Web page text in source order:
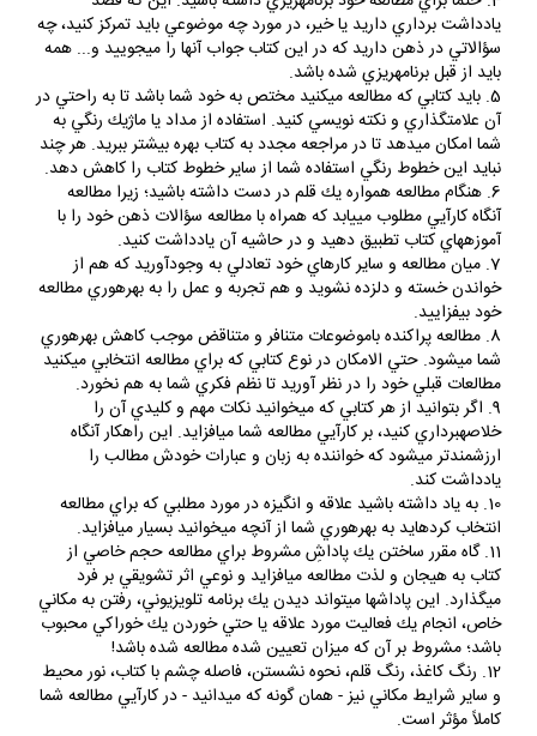
يادداشت برداري داريد يا خير، در مورد چه موضوعي بايد تمركز كنيد، چه
سؤالاتي در ذهن داريد كه در اين كتاب جواب آن‏ها را مي‏جوييد و... همه
بايد از قبل برنامه‏ريزي شده باشد.
5. بايد كتابي كه مطالعه مي‏كنيد مختص به خود شما باشد تا به راحتي در
آن علامت‏گذاري و نكته نويسي كنيد. استفاده از مداد يا ماژيك رنگي به
شما امكان مي‏دهد تا در مراجعه مجدد به كتاب بهره بيش‏تر ببريد. هر چند
نبايد اين خطوط رنگي استفاده شما از ساير خطوط كتاب را كاهش دهد.
6. هنگام مطالعه همواره يك قلم در دست داشته باشيد؛ زيرا مطالعه
آنگاه كارآيي مطلوب مي‏يابد كه همراه با مطالعه سؤالات ذهن خود را با
آموزه‏هاي كتاب تطبيق دهيد و در حاشيه آن يادداشت كنيد.
7. ميان مطالعه و ساير كارهاي خود تعادلي به وجودآوريد كه هم از
خواندن خسته و دلزده نشويد و هم تجربه و عمل را به بهره‏وري مطالعه
خود بيفزاييد.
8. مطالعه پراكنده باموضوعات متنافر و متناقض موجب كاهش بهره‏وري
شما مي‏شود. حتي الامكان در نوع كتابي كه براي مطالعه انتخابي مي‏كنيد
مطالعات قبلي خود را در نظر آوريد تا نظم فكري شما به هم نخورد.
9. اگر بتوانيد از هر كتابي كه مي‏خوانيد نكات مهم و كليدي آن را
خلاصه‏برداري كنيد، بر كارآيي مطالعه شما مي‏افزايد. اين راهكار آنگاه
ارزشمندتر مي‏شود كه خواننده به زبان و عبارات خودش مطالب را
يادداشت كند.
10. به ياد داشته باشيد علاقه و انگيزه در مورد مطلبي كه براي مطالعه
انتخاب كرده‏ايد به بهره‏وري شما از آنچه مي‏خوانيد بسيار مي‏افزايد.
11. گاه مقرر ساختن يك پاداشِ مشروط براي مطالعه حجم خاصي از
كتاب به هيجان و لذت مطالعه مي‏افزايد و نوعي اثر تشويقي بر فرد
مي‏گذارد. اين پاداش‏ها مي‏تواند ديدن يك برنامه تلويزيوني، رفتن به مكاني
خاص، انجام يك فعاليت مورد علاقه يا حتي خوردن يك خوراكي محبوب
باشد؛ مشروط بر آن كه ميزان تعيين شده مطالعه شده باشد!
12. رنگ كاغذ، رنگ قلم، نحوه نشستن، فاصله چشم با كتاب، نور محيط
و ساير شرايط مكاني نيز - همان گونه كه مي‏دانيد - در كارآيي مطالعه شما
كاملاً مؤثر است.